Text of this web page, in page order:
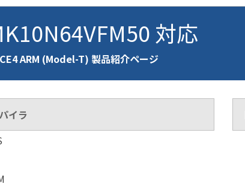
対応
ARM (Model-T) 製品紹介ページ
イラ